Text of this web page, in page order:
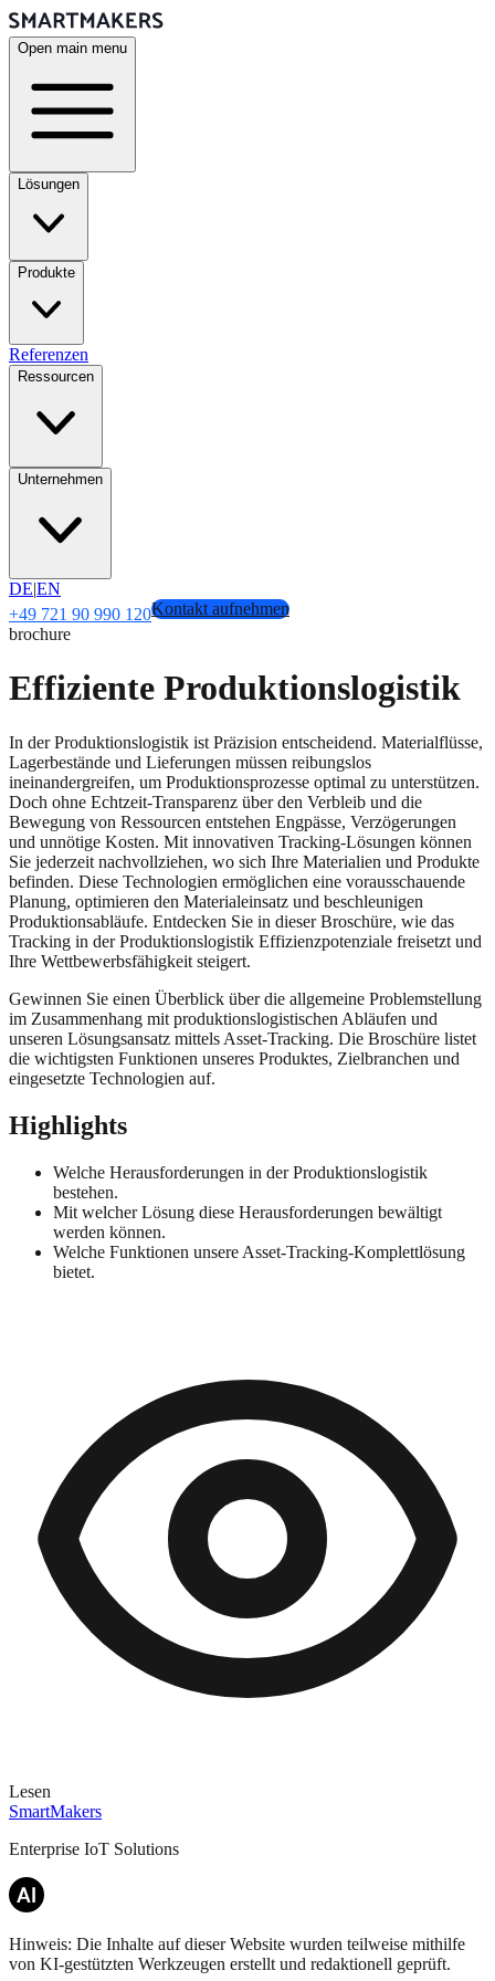
Open main menu
Lösungen
Produkte
Referenzen
Ressourcen
Unternehmen
DE|EN
+49 721 90 990 120Kontakt aufnehmen
brochure
Effiziente Produktionslogistik
In der Produktionslogistik ist Präzision entscheidend. Materialflüsse,
Lagerbestände und Lieferungen müssen reibungslos
ineinandergreifen, um Produktionsprozesse optimal zu unterstützen.
Doch ohne Echtzeit-Transparenz über den Verbleib und die
Bewegung von Ressourcen entstehen Engpässe, Verzögerungen
und unnötige Kosten. Mit innovativen Tracking-Lösungen können
Sie jederzeit nachvollziehen, wo sich Ihre Materialien und Produkte
befinden. Diese Technologien ermöglichen eine vorausschauende
Planung, optimieren den Materialeinsatz und beschleunigen
Produktionsabläufe. Entdecken Sie in dieser Broschüre, wie das
Tracking in der Produktionslogistik Effizienzpotenziale freisetzt und
Ihre Wettbewerbsfähigkeit steigert.
Gewinnen Sie einen Überblick über die allgemeine Problemstellung
im Zusammenhang mit produktionslogistischen Abläufen und
unseren Lösungsansatz mittels Asset-Tracking. Die Broschüre listet
die wichtigsten Funktionen unseres Produktes, Zielbranchen und
eingesetzte Technologien auf.
Highlights
Welche Herausforderungen in der Produktionslogistik
bestehen.
Mit welcher Lösung diese Herausforderungen bewältigt
werden können.
Welche Funktionen unsere Asset-Tracking-Komplettlösung
bietet.
Lesen
SmartMakers
Enterprise IoT Solutions
Hinweis: Die Inhalte auf dieser Website wurden teilweise mithilfe
von KI-gestützten Werkzeugen erstellt und redaktionell geprüft.